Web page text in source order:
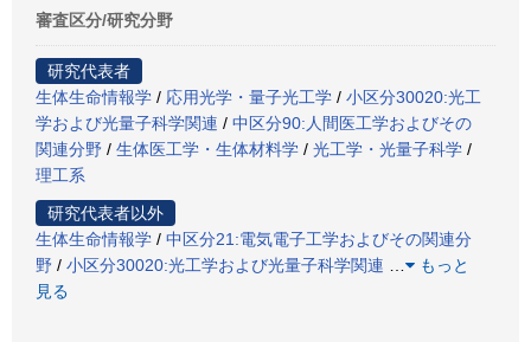
審査区分/研究分野
研究代表者
生体生命情報学 / 応用光学・量子光工学 / 小区分30020:光工
学および光量子科学関連 / 中区分90:人間医工学およびその
関連分野 / 生体医工学・生体材料学 / 光工学・光量子科学 /
理工系
研究代表者以外
生体生命情報学 / 中区分21:電気電子工学およびその関連分
野 / 小区分30020:光工学および光量子科学関連
もっと
見る